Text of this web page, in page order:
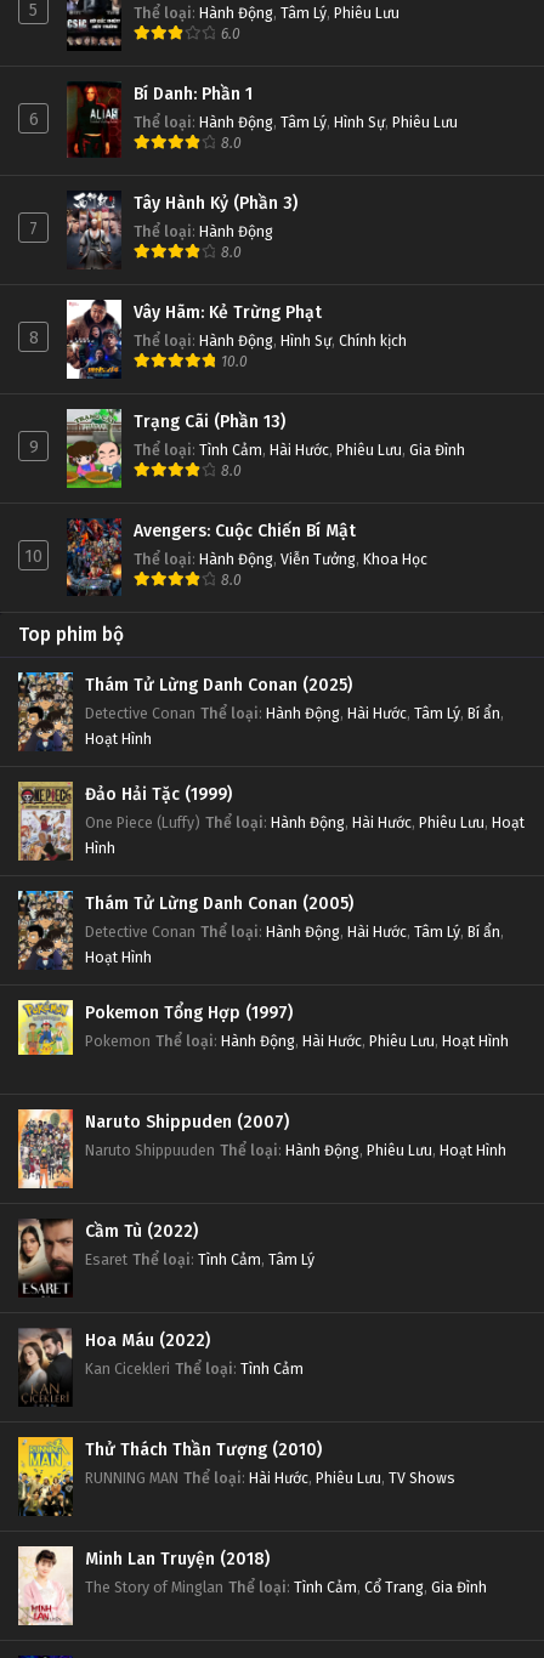
5 Thể loại: Hành Động, Tâm Lý, Phiêu Lưu
6.0
6
Bí Danh: Phần 1
Thể loại: Hành Động, Tâm Lý, Hình Sự, Phiêu Lưu
8.0
7
Tây Hành Kỷ (Phần 3)
Thể loại: Hành Động
8.0
8
Vây Hãm: Kẻ Trừng Phạt
Thể loại: Hành Động, Hình Sự, Chính kịch
10.0
9
Trạng Cãi (Phần 13)
Thể loại: Tình Cảm, Hài Hước, Phiêu Lưu, Gia Đình
8.0
10
Avengers: Cuộc Chiến Bí Mật
Thể loại: Hành Động, Viễn Tưởng, Khoa Học
8.0
Top phim bộ
Thám Tử Lừng Danh Conan (2025)
Detective Conan Thể loại: Hành Động, Hài Hước, Tâm Lý, Bí ẩn,
Hoạt Hình
Đảo Hải Tặc (1999)
One Piece (Luffy) Thể loại: Hành Động, Hài Hước, Phiêu Lưu, Hoạt
Hình
Thám Tử Lừng Danh Conan (2005)
Detective Conan Thể loại: Hành Động, Hài Hước, Tâm Lý, Bí ẩn,
Hoạt Hình
Pokemon Tổng Hợp (1997)
Pokemon Thể loại: Hành Động, Hài Hước, Phiêu Lưu, Hoạt Hình
Naruto Shippuden (2007)
Naruto Shippuuden Thể loại: Hành Động, Phiêu Lưu, Hoạt Hình
Cầm Tù (2022)
Esaret Thể loại: Tình Cảm, Tâm Lý
Hoa Máu (2022)
Kan Cicekleri Thể loại: Tình Cảm
Thử Thách Thần Tượng (2010)
RUNNING MAN Thể loại: Hài Hước, Phiêu Lưu, TV Shows
Minh Lan Truyện (2018)
The Story of Minglan Thể loại: Tình Cảm, Cổ Trang, Gia Đình